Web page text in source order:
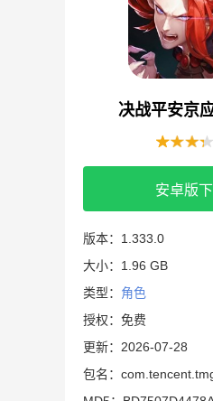
决战平安京
安卓版
版本：1.333.0
大小：1.96 GB
类型： 角色
授权：免费
更新：2026-07-28
包名：